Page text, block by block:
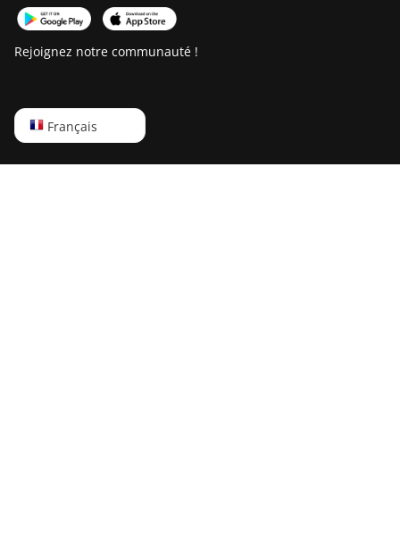
Rejoignez notre communauté !
Français
English